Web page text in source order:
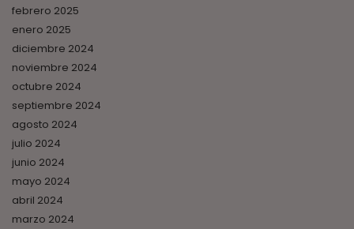
febrero 2025
enero 2025
diciembre 2024
noviembre 2024
octubre 2024
septiembre 2024
agosto 2024
julio 2024
junio 2024
mayo 2024
abril 2024
marzo 2024